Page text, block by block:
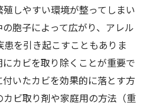
しやすい環境が整ってしまい
胞子によって広がり、アレル
を引き起こすこともありま
カビを取り除くことが重要で
いたカビを効果的に落とす方
ビ取り剤や家庭用の方法（重